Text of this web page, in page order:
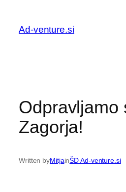
vsebino
Ad-venture.si
Odpravljamo
Zagorja!
Written byMitjainŠD Ad-venture.si